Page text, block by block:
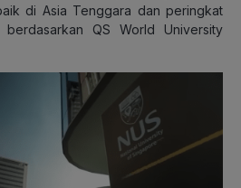
di Asia Tenggara dan peringkat
QS World University